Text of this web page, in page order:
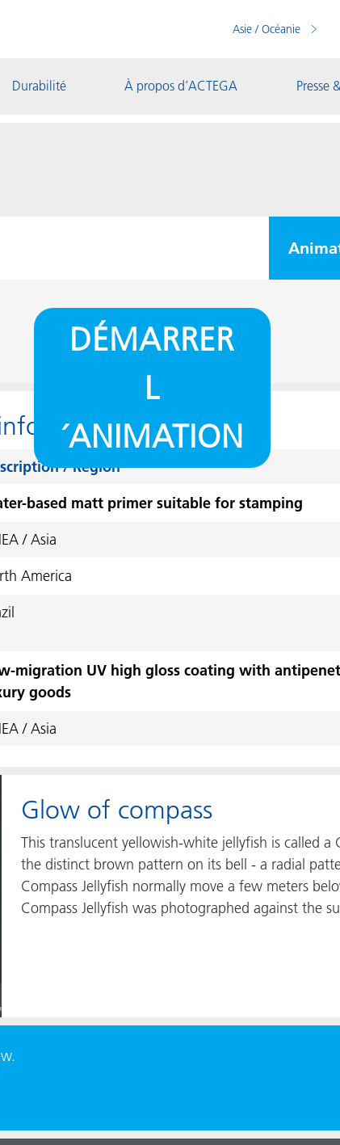
Asie / Océanie
Durabilité À propos d’ACTEGA Presse
DÉMARRER
L
´ANIMATION
/ Region
based matt primer suitable for stamping
/ Asia
America
migration UV high gloss coating with
goods
/ Asia
Glow of compass
This translucent yellowish-white jellyfish is called a
the distinct brown pattern on its bell - a radial
Compass Jellyfish normally move a few meters
Compass Jellyfish was photographed against the